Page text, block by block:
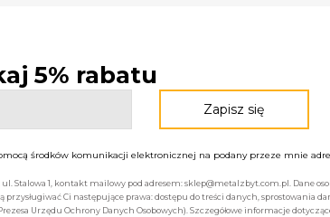
5% rabatu
środków komunikacji elektronicznej na podany przeze mnie
Stalowa 1, kontakt mailowy pod adresem: sklep@metalzbyt.com.pl. Dane
Ci następujące prawa: dostępu do treści danych, sprostowania
Urzędu Ochrony Danych Osobowych). Szczegółowe informacje